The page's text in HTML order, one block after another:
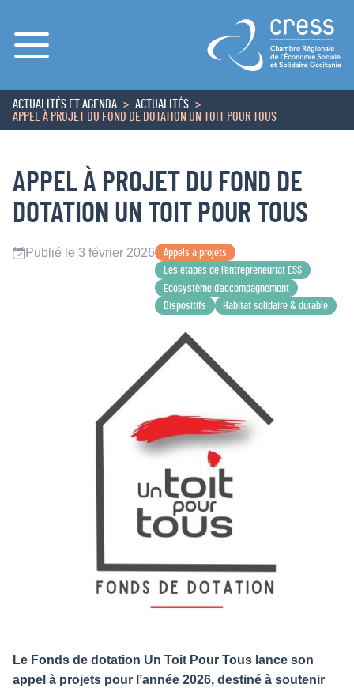
Menu
ACCUEIL
ACTUALITÉS ET AGENDA
ACTUALITÉS
APPEL À PROJET DU FOND DE DOTATION UN TOIT POUR TOUS
APPEL À PROJET DU FOND DE
DOTATION UN TOIT POUR TOUS
Publié le 3 février 2026
Appels à projets
Les étapes de l’entrepreneuriat ESS
Ecosystème d’accompagnement
Dispositifs
Habitat solidaire & durable
Le Fonds de dotation Un Toit Pour Tous lance son
appel à projets pour l’année 2026, destiné à soutenir